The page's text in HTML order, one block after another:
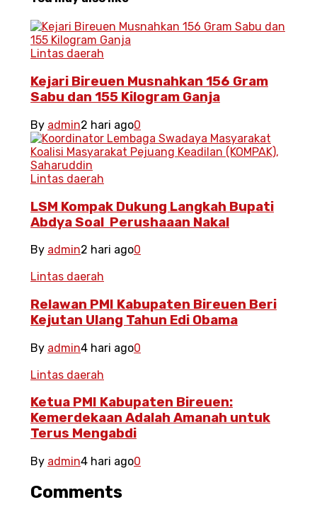
Lintas daerah
Kejari Bireuen Musnahkan 156 Gram
Sabu dan 155 Kilogram Ganja
By admin2 hari ago0
Lintas daerah
LSM Kompak Dukung Langkah Bupati
Abdya Soal Perushaaan Nakal
By admin2 hari ago0
Lintas daerah
Relawan PMI Kabupaten Bireuen Beri
Kejutan Ulang Tahun Edi Obama
By admin4 hari ago0
Lintas daerah
Ketua PMI Kabupaten Bireuen:
Kemerdekaan Adalah Amanah untuk
Terus Mengabdi
By admin4 hari ago0
Comments